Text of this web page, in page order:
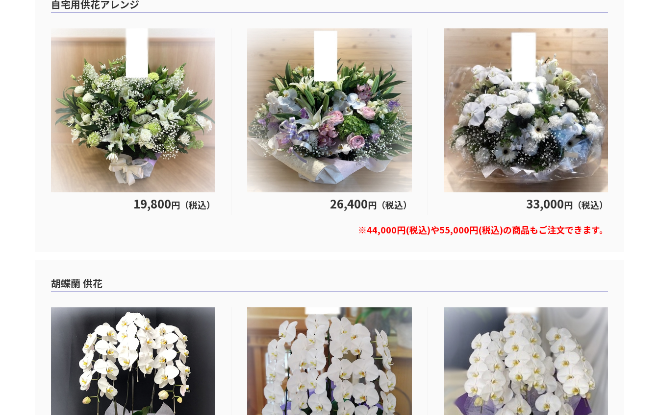
自宅用供花アレンジ
19,800円（税込） 26,400円（税込） 33,000円（税込）
※44,000円(税込)や55,000円(税込)の商品もご注文できます。
胡蝶蘭 供花